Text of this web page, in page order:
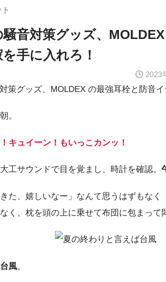
音対策グッズ、
手に入れろ！
2023
。
キュイーン！もいっこカンッ！
工サウンドで目を覚まし、時計を確認。
た、嬉しいなー」なんて思うはずもなく
く、枕を頭の上に乗せて布団に包まって
台風。